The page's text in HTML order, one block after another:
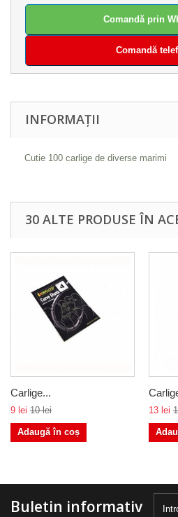
Comandă prin
Comandă
INFORMAȚII
Cutie 100 carlige de diverse marimi
30 ALTE PRODUSE ÎN
Carlige...
9 lei 10 lei
Adaugă în coș
13 lei
Buletin informativ